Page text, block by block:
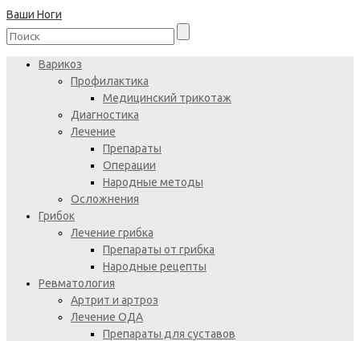
Ваши Ноги
Варикоз
Профилактика
Медицинский трикотаж
Диагностика
Лечение
Препараты
Операции
Народные методы
Осложнения
Грибок
Лечение грибка
Препараты от грибка
Народные рецепты
Ревматология
Артрит и артроз
Лечение ОДА
Препараты для суставов